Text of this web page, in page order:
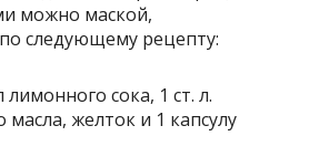
можно маской,
следующему рецепту:
лимонного сока, 1 ст. л.
масла, желток и 1 капсулу